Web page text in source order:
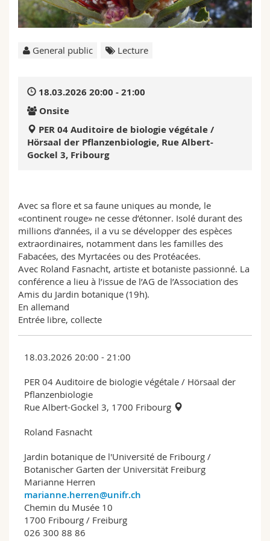
Science and Medicine
Employees
Webmail
General public Lecture
18.03.2026 20:00 - 21:00
Onsite
PER 04 Auditoire de biologie végétale /
Hörsaal der Pflanzenbiologie, Rue Albert-
Gockel 3, Fribourg
Avec sa flore et sa faune uniques au monde, le
«continent rouge» ne cesse d’étonner. Isolé durant des
millions d’années, il a vu se développer des espèces
extraordinaires, notamment dans les familles des
Fabacées, des Myrtacées ou des Protéacées.
Avec Roland Fasnacht, artiste et botaniste passionné. La
conférence a lieu à l’issue de l’AG de l’Association des
Amis du Jardin botanique (19h).
En allemand
Entrée libre, collecte
18.03.2026 20:00 - 21:00
PER 04 Auditoire de biologie végétale / Hörsaal der
Pflanzenbiologie
Rue Albert-Gockel 3, 1700 Fribourg
Roland Fasnacht
Jardin botanique de l'Université de Fribourg /
Botanischer Garten der Universität Freiburg
Marianne Herren
marianne.herren@unifr.ch
Chemin du Musée 10
1700 Fribourg / Freiburg
026 300 88 86